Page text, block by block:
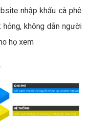
nhập khẩu cà phê
không dẫn người
họ xem